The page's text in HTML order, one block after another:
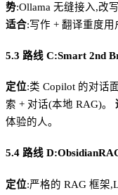
势:Ollama 无缝接入,改
适合:写作 + 翻译重度用
5.3 路线 C:Smart 2nd
定位:类 Copilot 的对话
索 + 对话(本地 RAG)。
体验的人。
5.4 路线
定位:严格的 RAG 框架